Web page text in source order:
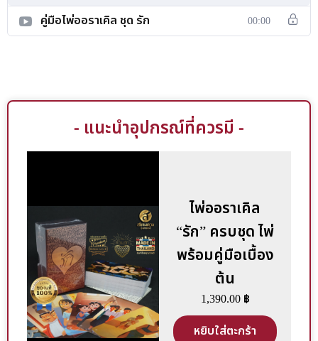
ทำงานด้านการสื่อสารด้วยภาพ สัญลักษณ์วิทยา การเขียนภาพ
ประกอบ ประสบการณ์จากทั้งในการศึกษาระดับอุดมศึกษาและ
ได้คือผู้วาดไพ่ชุดนี้ “Jongsay” ศิลปินดิจิตัลอาร์ต คนรุ่นใหม่ไฟ
แรงที่มีฝีมือในการสื่อสารอารมณ์ความรู้สึกของภาพได้อย่าง
รมณ์นั้นๆ ได้เหมือนกับการเข้าไปอยู่ในจอภาพยนตร์ ถือได้ว่าเป็น
ผู้ที่สามารถสร้างภาพหน้าไพ่ให้สื่อสารอารมณ์ได้อย่างชัดเจน
เฉียบขาด การวาดภาพไพ่ชุดนี้ของ Jongsay เต็มไปด้วยความ
ตั้งใจและพิถีพิถันศิลปินได้ทุ่มเทเวลาและความสามารถกับภาพ
แต่ละใบค่อนข้างมากเพื่อให้ภาพออกมาแล้วสามารถสื่อสารได้ดี
ที่สุด จนเกิดเป็นลักษณะของหน้าไพ่รูปแบบใหม่ที่ท่านได้เห็นใน
ครั้งนี้ ในส่วนของการออกแบบชื่อไพ่และหน้ากล่องนั้น เราได้มี
คู่มือไพ่ออราเคิล ชุด รัก 00:00
- แนะนำอุปกรณ์ที่ควรมี -
ไพ่ออราเคิล
“รัก” ครบชุด ไพ่
พร้อมคู่มือเบื้อง
ต้น
1,390.00 ฿
หยิบใส่ตะกร้า